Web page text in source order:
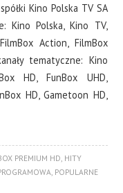
Kino Polska TV SA
Kino Polska, Kino TV,
Action, FilmBox
tematyczne: Kino
HD, FunBox UHD,
HD, Gametoon HD,
PREMIUM HD, HITY
, POPULARNE